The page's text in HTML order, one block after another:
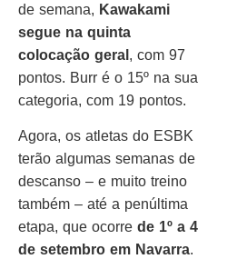
de semana, Kawakami
segue na quinta
colocação geral , com 97
pontos. Burr é o 15º na sua
categoria, com 19 pontos.
Agora, os atletas do ESBK
terão algumas semanas de
descanso – e muito treino
também – até a penúltima
etapa, que ocorre de 1º a 4
de setembro em Navarra.